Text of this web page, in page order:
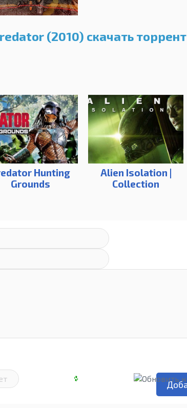
(2010) скачать торрент
Hunting
Grounds
Alien Isolation |
Collection